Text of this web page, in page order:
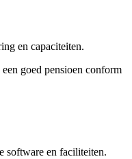
en capaciteiten.
goed pensioen conform
software en faciliteiten.